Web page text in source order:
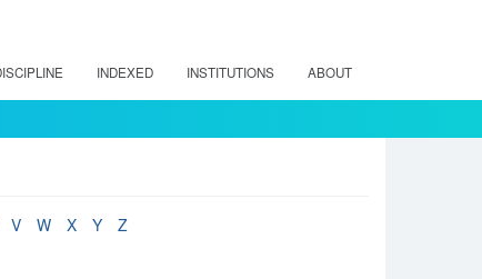
INDEXED INSTITUTIONS ABOUT
V W X Y Z